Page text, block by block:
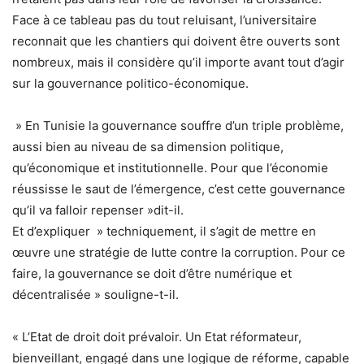
Face à ce tableau pas du tout reluisant, l’universitaire
reconnait que les chantiers qui doivent être ouverts sont
nombreux, mais il considère qu’il importe avant tout d’agir
sur la gouvernance politico-économique.
» En Tunisie la gouvernance souffre d’un triple problème,
aussi bien au niveau de sa dimension politique,
qu’économique et institutionnelle. Pour que l’économie
réussisse le saut de l’émergence, c’est cette gouvernance
qu’il va falloir repenser »dit-il.
Et d’expliquer » techniquement, il s’agit de mettre en
œuvre une stratégie de lutte contre la corruption. Pour ce
faire, la gouvernance se doit d’être numérique et
décentralisée » souligne-t-il.
« L’Etat de droit doit prévaloir. Un Etat réformateur,
bienveillant, engagé dans une logique de réforme, capable